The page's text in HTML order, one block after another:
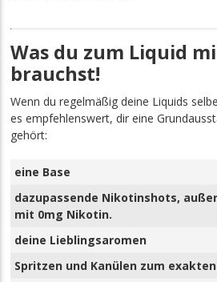
Was du zum Liquid
brauchst!
Wenn du regelmäßig deine Liquids
es empfehlenswert, dir eine
gehört:
eine Base
dazupassende Nikotinshots,
mit 0mg Nikotin.
deine Lieblingsaromen
Spritzen und Kanülen zum